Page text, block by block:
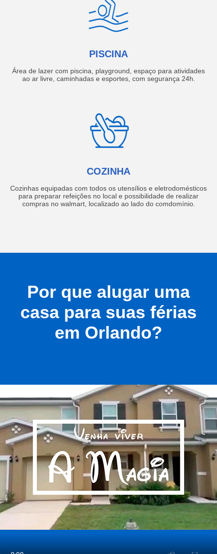
PISCINA
Área de lazer com piscina, playground, espaço para atividades
ao ar livre, caminhadas e esportes, com segurança 24h.
COZINHA
Cozinhas equipadas com todos os utensílios e eletrodomésticos
para preparar refeições no local e possibilidade de realizar
compras no walmart, localizado ao lado do comdomínio.
Por que alugar uma
casa para suas férias
em Orlando?